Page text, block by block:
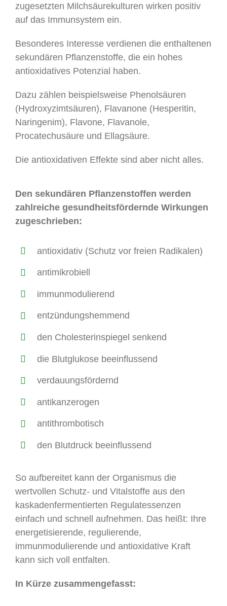
zugesetzten Milchsäurekulturen wirken positiv
auf das Immunsystem ein.
Besonderes Interesse verdienen die enthaltenen
sekundären Pflanzenstoffe, die ein hohes
antioxidatives Potenzial haben.
Dazu zählen beispielsweise Phenolsäuren
(Hydroxyzimtsäuren), Flavanone (Hesperitin,
Naringenim), Flavone, Flavanole,
Procatechusäure und Ellagsäure.
Die antioxidativen Effekte sind aber nicht alles.
Den sekundären Pflanzenstoffen werden
zahlreiche gesundheitsfördernde Wirkungen
zugeschrieben:
antioxidativ (Schutz vor freien Radikalen)
antimikrobiell
immunmodulierend
entzündungshemmend
den Cholesterinspiegel senkend
die Blutglukose beeinflussend
verdauungsfördernd
antikanzerogen
antithrombotisch
den Blutdruck beeinflussend
So aufbereitet kann der Organismus die
wertvollen Schutz- und Vitalstoffe aus den
kaskadenfermentierten Regulatessenzen
einfach und schnell aufnehmen. Das heißt: Ihre
energetisierende, regulierende,
immunmodulierende und antioxidative Kraft
kann sich voll entfalten.
In Kürze zusammengefasst: